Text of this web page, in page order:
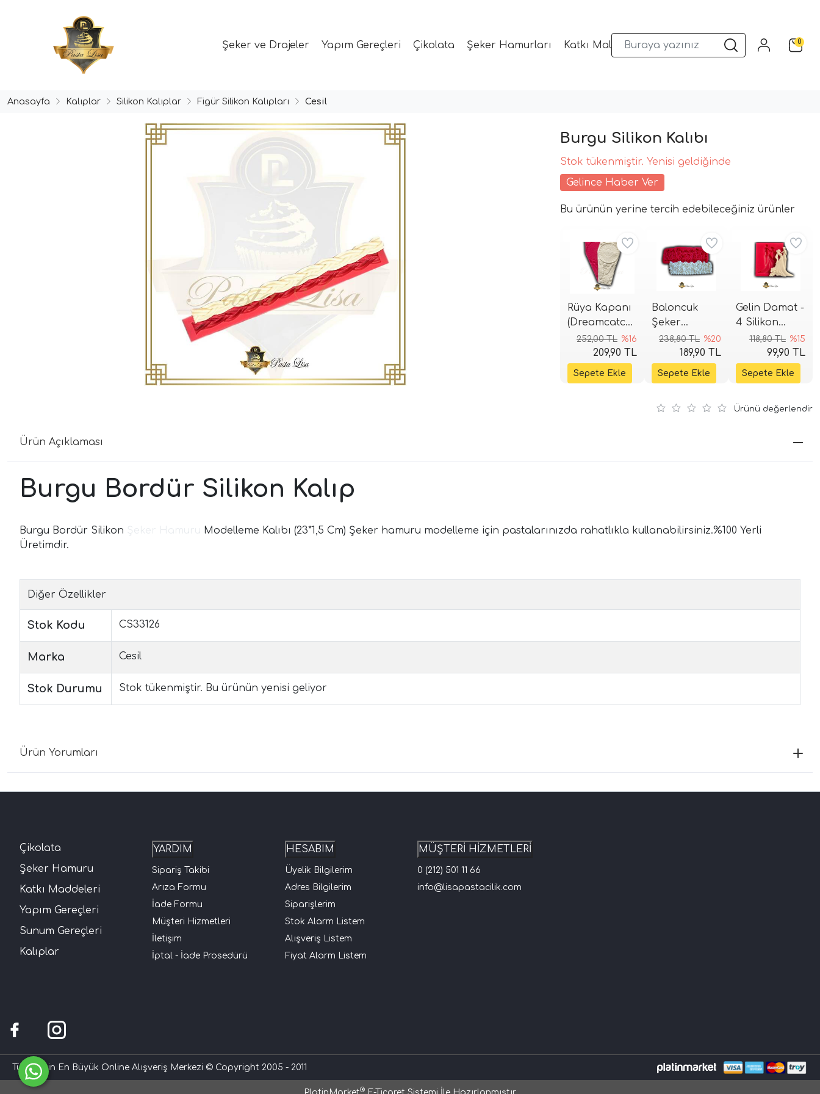
Şeker ve Drajeler Yapım Gereçleri Çikolata Şeker Hamurları Katkı Malzemeleri Sunum Gereçleri Kalıplar0
Anasayfa Kalıplar Silikon Kalıplar Figür Silikon Kalıpları Cesil
Burgu Silikon Kalıbı
Stok tükenmiştir. Yenisi geldiğinde
Gelince Haber Ver
Bu ürünün yerine tercih edebileceğiniz ürünler
Rüya Kapanı
(Dreamcatcher)
Silikon Kalıp
26x12,5 cm
252,00 TL %16
209,90 TL
Aynı Gün Kargo
Baloncuk
Şeker
Hamuru
Kalıbı
238,80 TL %20
189,90 TL
Aynı Gün Kargo
Gelin Damat -
4 Silikon
Kalıbı
118,80 TL %15
99,90 TL
Aynı Gün Kargo
Ürünü değerlendir
Ürün Açıklaması
Burgu Bordür Silikon Kalıp
Burgu Bordür Silikon
Modelleme Kalıbı (23*1,5 Cm) Şeker hamuru modelleme için pastalarınızda rahatlıkla kullanabilirsiniz.%100 Yerli
Üretimdir.
Diğer Özellikler
Stok Kodu CS33126
Marka Cesil
Stok Durumu Stok tükenmiştir. Bu ürünün yenisi geliyor
Ürün Yorumları
Çikolata
Şeker Hamuru
Katkı Maddeleri
Yapım Gereçleri
Sunum Gereçleri
Kalıplar
YARDIM
Sipariş Takibi
Arıza Formu
İade Formu
Müşteri Hizmetleri
İletişim
İptal - İade Prosedürü
HESABIM
Üyelik Bilgilerim
Adres Bilgilerim
Siparişlerim
Stok Alarm Listem
Alışveriş Listem
Fiyat Alarm Listem
MÜŞTERİ HİZMETLERİ
0 (212) 501 11 66
info@lisapastacilik.com
Türkiye'nin En Büyük Online Alışveriş Merkezi © Copyright 2005 - 2011
®